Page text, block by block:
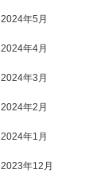
2024年5月
2024年4月
2024年3月
2024年2月
2024年1月
2023年12月